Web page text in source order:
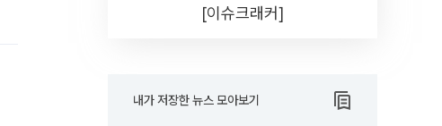
[이슈크래커]
내가 저장한 뉴스 모아보기